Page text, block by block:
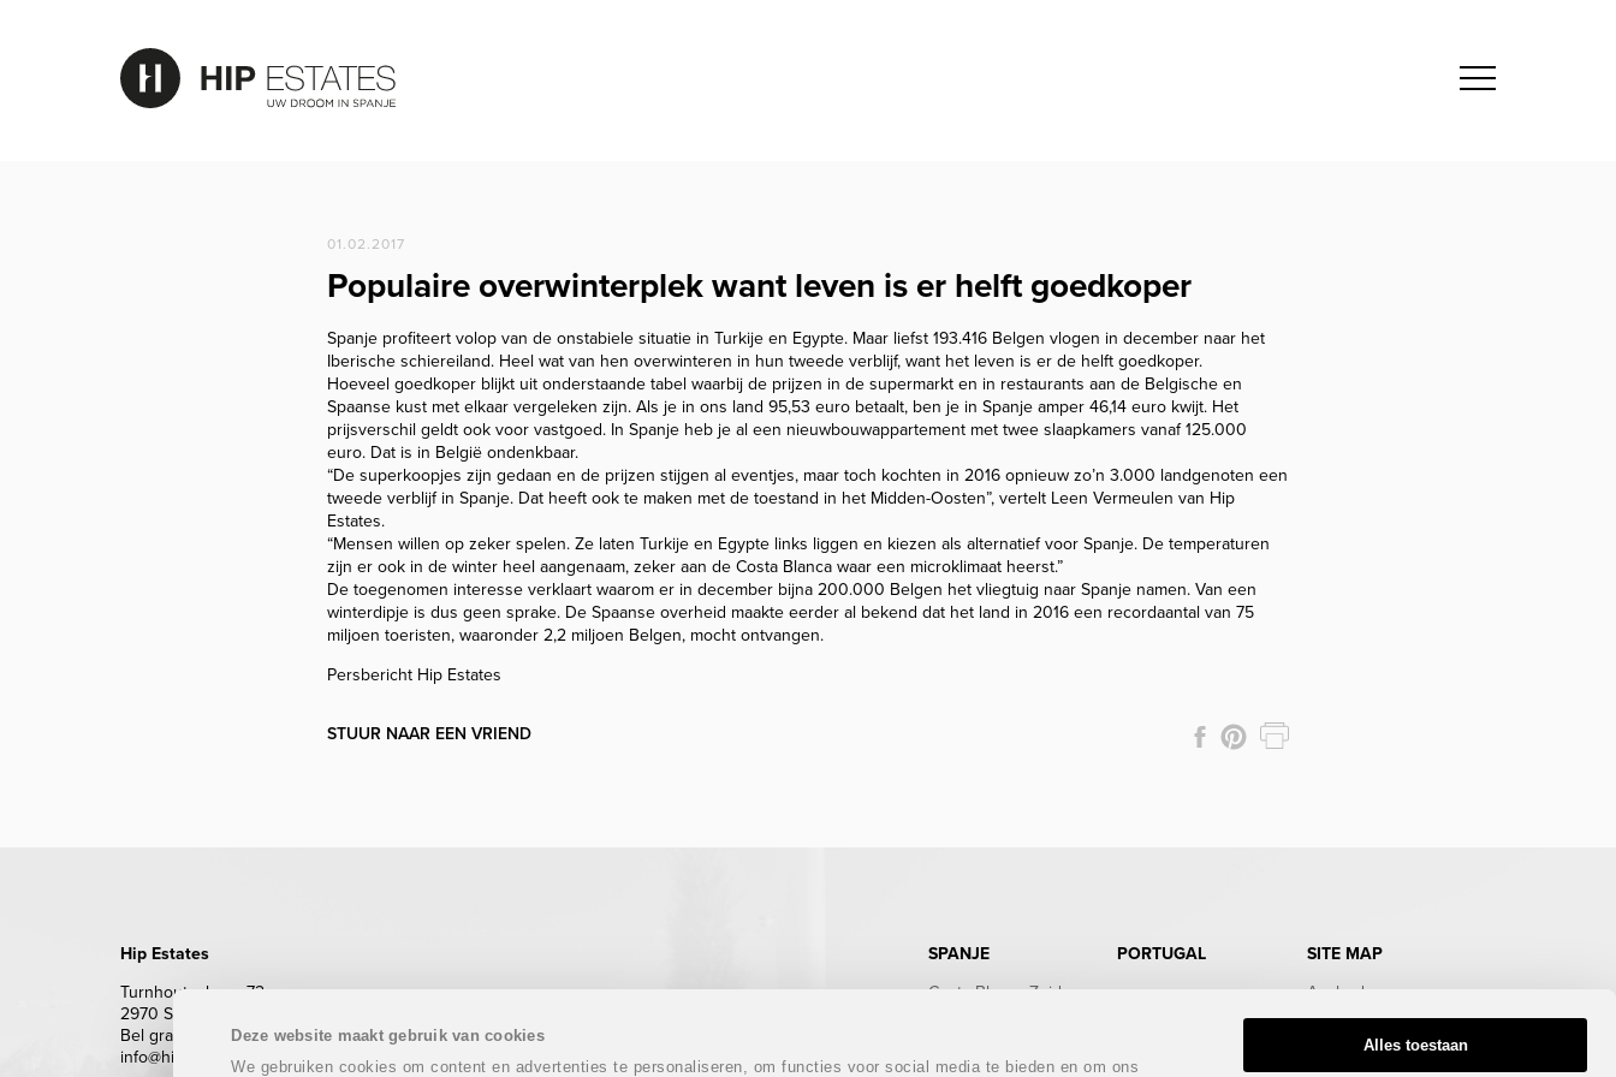
Deze website maakt gebruik van cookies
We gebruiken cookies om content en advertenties te personaliseren, om functies voor social media te bieden en om ons
Alles toestaan
01.02.2017
Populaire overwinterplek want leven is er helft goedkoper
Spanje profiteert volop van de onstabiele situatie in Turkije en Egypte. Maar liefst 193.416 Belgen vlogen in december naar het
Iberische schiereiland. Heel wat van hen overwinteren in hun tweede verblijf, want het leven is er de helft goedkoper.
Hoeveel goedkoper blijkt uit onderstaande tabel waarbij de prijzen in de supermarkt en in restaurants aan de Belgische en
Spaanse kust met elkaar vergeleken zijn. Als je in ons land 95,53 euro betaalt, ben je in Spanje amper 46,14 euro kwijt. Het
prijsverschil geldt ook voor vastgoed. In Spanje heb je al een nieuwbouwappartement met twee slaapkamers vanaf 125.000
euro. Dat is in België ondenkbaar.
“De superkoopjes zijn gedaan en de prijzen stijgen al eventjes, maar toch kochten in 2016 opnieuw zo’n 3.000 landgenoten een
tweede verblijf in Spanje. Dat heeft ook te maken met de toestand in het Midden-Oosten”, vertelt Leen Vermeulen van Hip
Estates.
“Mensen willen op zeker spelen. Ze laten Turkije en Egypte links liggen en kiezen als alternatief voor Spanje. De temperaturen
zijn er ook in de winter heel aangenaam, zeker aan de Costa Blanca waar een microklimaat heerst.”
De toegenomen interesse verklaart waarom er in december bijna 200.000 Belgen het vliegtuig naar Spanje namen. Van een
winterdipje is dus geen sprake. De Spaanse overheid maakte eerder al bekend dat het land in 2016 een recordaantal van 75
miljoen toeristen, waaronder 2,2 miljoen Belgen, mocht ontvangen.
Persbericht Hip Estates
STUUR NAAR EEN VRIEND
Hip Estates
Turnhoutsebaan 72
2970 Schilde
Bel gratis 0800 62 500 (enkel vanuit België)
info@hipestates.com
SPANJE
Costa Blanca Zuid
Costa del Sol
PORTUGAL
SITE MAP
Aanbod
Doe de test
Gratis Infopakket
Magazine